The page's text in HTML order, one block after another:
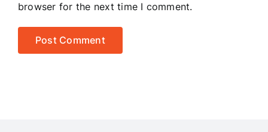
browser for the next time I comment.